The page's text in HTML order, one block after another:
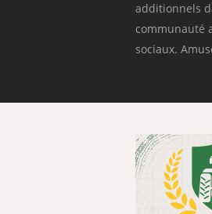
additionnels
communauté
sociaux.